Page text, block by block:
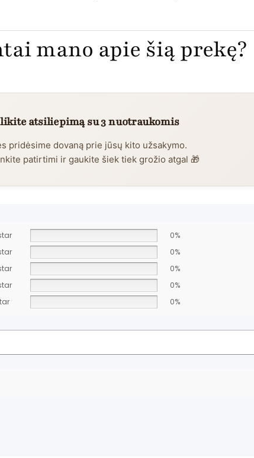
mano apie šią prekę?
atsiliepimą su 3 nuotraukomis
pridėsime dovaną prie jūsų kito užsakymo.
patirtimi ir gaukite šiek tiek grožio atgal 🎁
0%
0%
0%
0%
0%